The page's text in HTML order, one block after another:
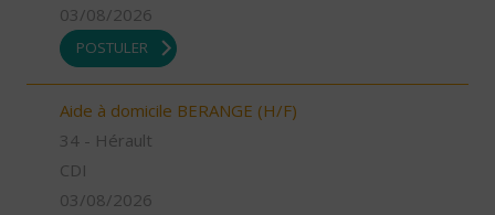
03/08/2026
POSTULER
Aide à domicile BERANGE (H/F)
34 - Hérault
CDI
03/08/2026